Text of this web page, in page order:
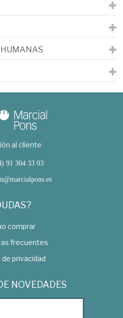
al cliente
91 304 33 03
comprar
frecuentes
de privacidad
NOVEDADES